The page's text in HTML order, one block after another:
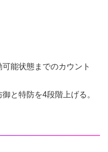
能状態までのカウント
と特防を4段階上げる。